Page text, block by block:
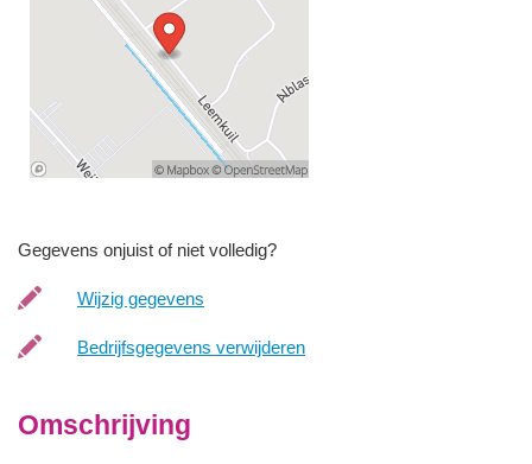
Gegevens onjuist of niet volledig?
Wijzig gegevens
Bedrijfsgegevens verwijderen
Omschrijving